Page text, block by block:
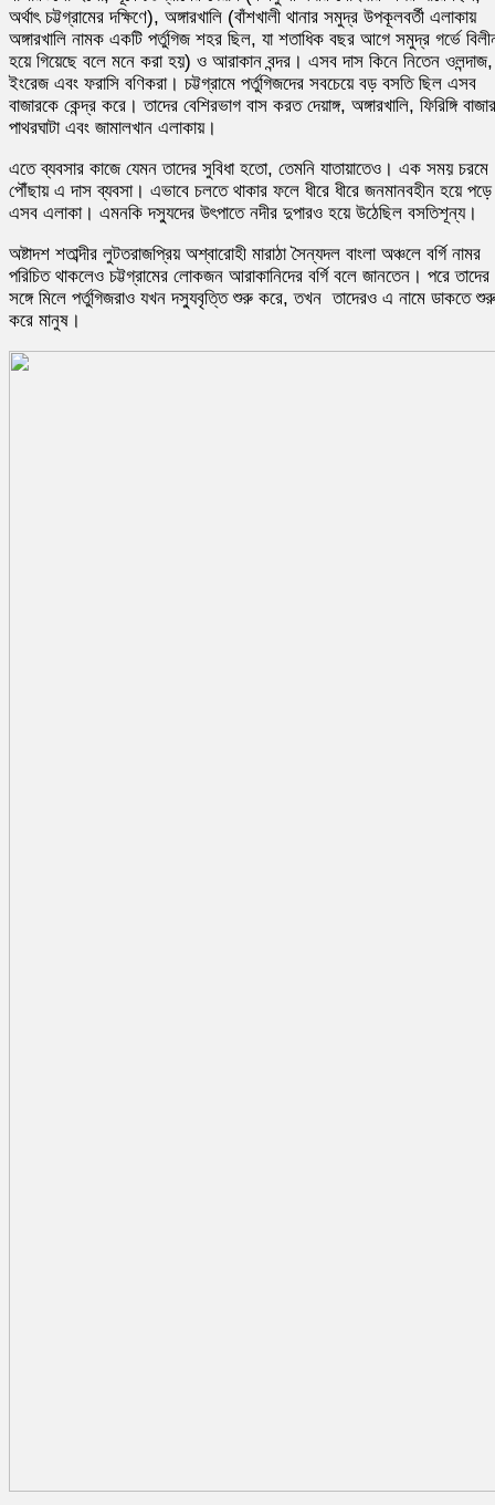
অর্থাৎ চট্টগ্রামের দক্ষিণে), অঙ্গারখালি (বাঁশখালী থানার সমুদ্র উপকূলবর্তী এলাকায়
অঙ্গারখালি নামক একটি পর্তুগিজ শহর ছিল, যা শতাধিক বছর আগে সমুদ্র গর্ভে
হয়ে গিয়েছে বলে মনে করা হয়) ও আরাকান বন্দর। এসব দাস কিনে নিতেন ওলন্দাজ,
ইংরেজ এবং ফরাসি বণিকরা। চট্টগ্রামে পর্তুগিজদের সবচেয়ে বড় বসতি ছিল এসব
বাজারকে কেন্দ্র করে। তাদের বেশিরভাগ বাস করত দেয়াঙ্গ, অঙ্গারখালি, ফিরিঙ্গি
পাথরঘাটা এবং জামালখান এলাকায়।
এতে ব্যবসার কাজে যেমন তাদের সুবিধা হতো, তেমনি যাতায়াতেও। এক সময় চরমে
পৌঁছায় এ দাস ব্যবসা। এভাবে চলতে থাকার ফলে ধীরে ধীরে জনমানবহীন হয়ে পড়ে
এসব এলাকা। এমনকি দস্যুদের উৎপাতে নদীর দুপারও হয়ে উঠেছিল বসতিশূন্য।
অষ্টাদশ শতাব্দীর লুটতরাজপ্রিয় অশ্বারোহী মারাঠা সৈন্যদল বাংলা অঞ্চলে বর্গি নামর
পরিচিত থাকলেও চট্টগ্রামের লোকজন আরাকানিদের বর্গি বলে জানতেন। পরে তাদের
সঙ্গে মিলে পর্তুগিজরাও যখন দস্যুবৃত্তি শুরু করে, তখন তাদেরও এ নামে ডাকতে শুরু
করে মানুষ।